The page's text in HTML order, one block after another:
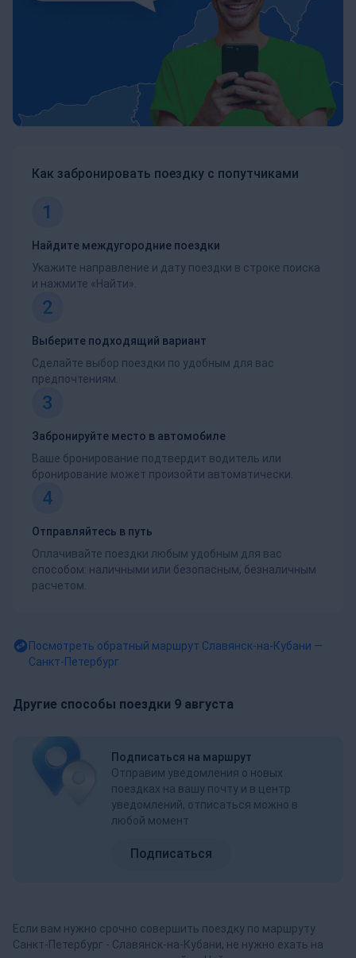
Как забронировать поездку с попутчиками
1
Найдите междугородние поездки
Укажите направление и дату поездки в строке поиска
и нажмите «Найти».
2
Выберите подходящий вариант
Сделайте выбор поездки по удобным для вас
предпочтениям.
3
Забронируйте место в автомобиле
Ваше бронирование подтвердит водитель или
бронирование может произойти автоматически.
4
Отправляйтесь в путь
Оплачивайте поездки любым удобным для вас
способом: наличными или безопасным, безналичным
расчетом.
Посмотреть обратный маршрут Славянск-на-Кубани —
Санкт-Петербург
Другие способы поездки 9 августа
Подписаться на маршрут
Отправим уведомления о новых
поездках на вашу почту и в центр
уведомлений, отписаться можно в
любой момент
Подписаться
Если вам нужно срочно совершить поездку по маршруту
Санкт-Петербург - Славянск-на-Кубани, не нужно ехать на